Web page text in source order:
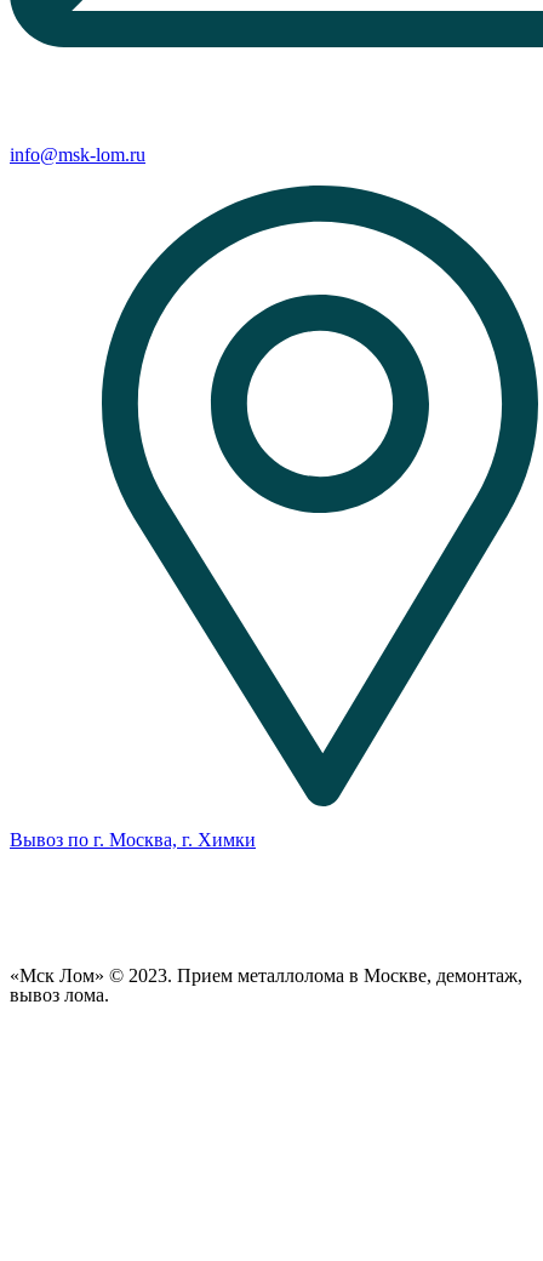
info@msk-lom.ru
Вывоз по г. Москва, г. Химки
«Мск Лом» © 2023. Прием металлолома в Москве, демонтаж,
вывоз лома.